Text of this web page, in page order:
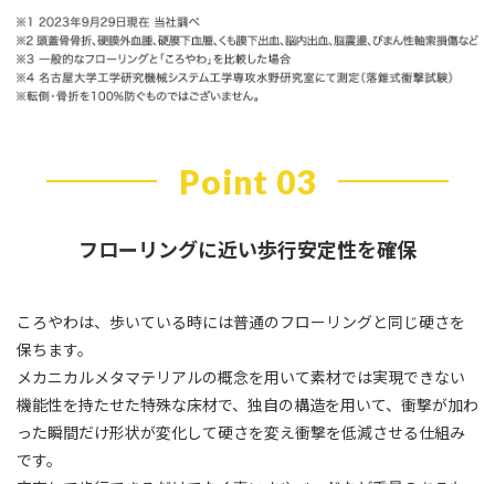
Point 03
フローリングに近い歩行安定性を確保
ころやわは、歩いている時には普通のフローリングと同じ硬さを
保ちます。
メカニカルメタマテリアルの概念を用いて素材では実現できない
機能性を持たせた特殊な床材で、独自の構造を用いて、衝撃が加わ
った瞬間だけ形状が変化して硬さを変え衝撃を低減させる仕組み
です。